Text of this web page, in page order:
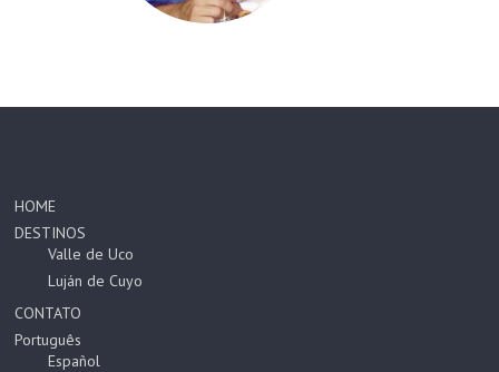
HOME
DESTINOS
Valle de Uco
Luján de Cuyo
CONTATO
Português
Español